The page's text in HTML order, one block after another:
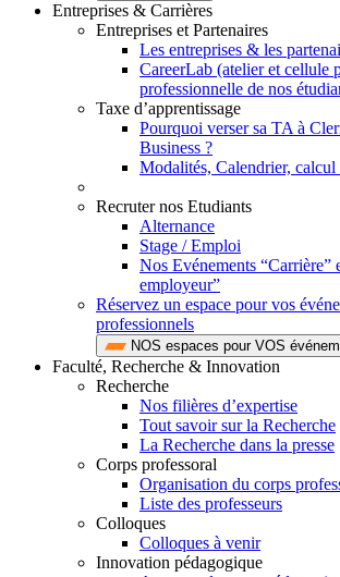
Entreprises & Carrières
Entreprises et Partenaires
Les entreprises & les
CareerLab (atelier et cellule
professionnelle de nos
Taxe d’apprentissage
Pourquoi verser sa TA à
Business ?
Modalités, Calendrier, calcul
Recruter nos Etudiants
Alternance
Stage / Emploi
Nos Evénements “Carrière”
employeur”
Réservez un espace pour vos
professionnels
NOS espaces pour VOS
Faculté, Recherche & Innovation
Recherche
Nos filières d’expertise
Tout savoir sur la Recherche
La Recherche dans la presse
Corps professoral
Organisation du corps
Liste des professeurs
Colloques
Colloques à venir
Innovation pédagogique